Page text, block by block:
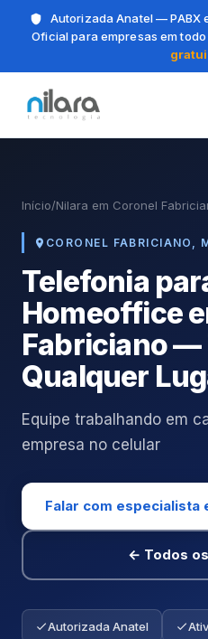
Autorizada Anatel — PABX
Oficial para empresas em todo
Início/Nilara em Coronel
CORONEL FABRICIANO,
Telefonia
Homeoffice
Fabriciano —
Qualquer
Equipe trabalhando em
empresa no celular
Falar com especialista
← Todos
Autorizada Anatel